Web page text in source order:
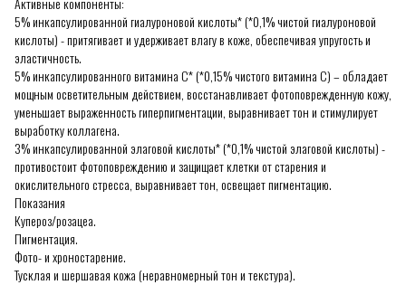
5% инкапсулированной гиалуроновой кислоты* (*0,1% чистой гиалуроновой
кислоты) - притягивает и удерживает влагу в коже, обеспечивая упругость и
эластичность.
5% инкапсулированного витамина С* (*0,15% чистого витамина С) – обладает
мощным осветительным действием, восстанавливает фотоповрежденную кожу,
уменьшает выраженность гиперпигментации, выравнивает тон и стимулирует
выработку коллагена.
3% инкапсулированной элаговой кислоты* (*0,1% чистой элаговой кислоты) -
противостоит фотоповреждению и защищает клетки от старения и
окислительного стресса, выравнивает тон, освещает пигментацию.
Показания
Купероз/розацеа.
Пигментация.
Фото- и хроностарение.
Тусклая и шершавая кожа (неравномерный тон и текстура).